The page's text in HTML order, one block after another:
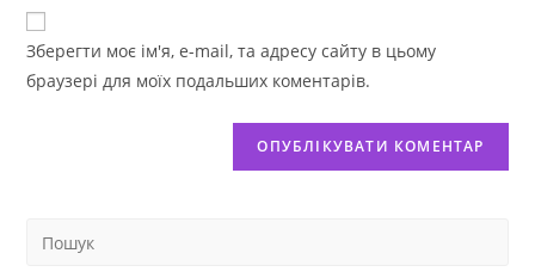
Зберегти моє ім'я, e-mail, та адресу сайту в цьому
браузері для моїх подальших коментарів.